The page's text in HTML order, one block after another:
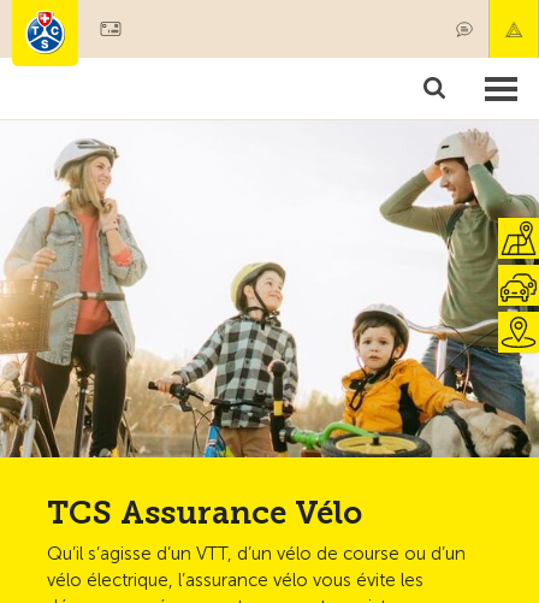
Membres & prestations
Tests, sécurité & santé
TCS Assurance Vélo
Qu’il s’agisse d’un VTT, d’un vélo de course ou d’un
vélo électrique, l’assurance vélo vous évite les